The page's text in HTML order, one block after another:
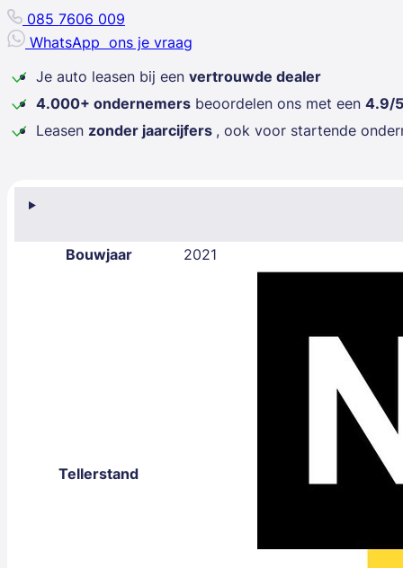
Bouwjaar 2021
Tellerstand
085 7606 009
WhatsApp ons je vraag
Je auto leasen bij een vertrouwde dealer
4.000+ ondernemers beoordelen ons met een 4.9/5
Leasen zonder jaarcijfers , ook voor startende